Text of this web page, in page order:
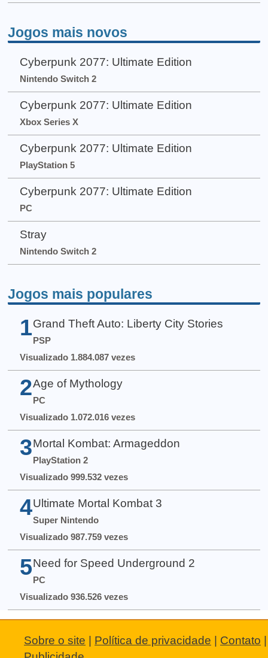
Jogos mais novos
Cyberpunk 2077: Ultimate Edition
Nintendo Switch 2
Cyberpunk 2077: Ultimate Edition
Xbox Series X
Cyberpunk 2077: Ultimate Edition
PlayStation 5
Cyberpunk 2077: Ultimate Edition
PC
Stray
Nintendo Switch 2
Jogos mais populares
1 Grand Theft Auto: Liberty City Stories
PSP
Visualizado 1.884.087 vezes
2 Age of Mythology
PC
Visualizado 1.072.016 vezes
3 Mortal Kombat: Armageddon
PlayStation 2
Visualizado 999.532 vezes
4 Ultimate Mortal Kombat 3
Super Nintendo
Visualizado 987.759 vezes
5 Need for Speed Underground 2
PC
Visualizado 936.526 vezes
Sobre o site | Política de privacidade | Contato |